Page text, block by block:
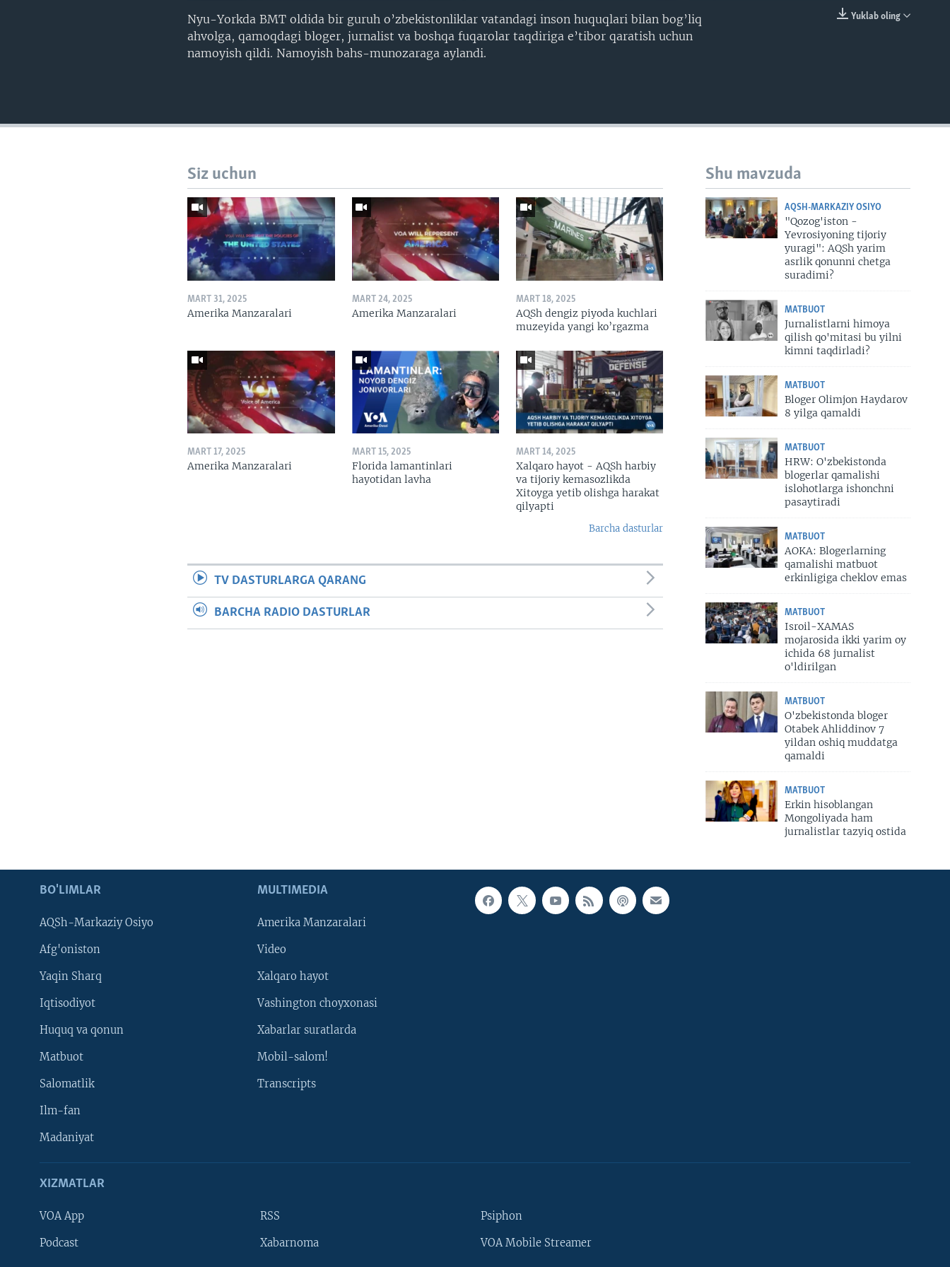
Yuklab oling
Nyu-Yorkda BMT oldida bir guruh o’zbekistonliklar vatandagi inson huquqlari bilan bog’liq
ahvolga, qamoqdagi bloger, jurnalist va boshqa fuqarolar taqdiriga e’tibor qaratish uchun
namoyish qildi. Namoyish bahs-munozaraga aylandi.
Shu mavzuda
AQSH-MARKAZIY OSIYO
"Qozog'iston -
Yevrosiyoning tijoriy
yuragi": AQSh yarim
asrlik qonunni chetga
suradimi?
MATBUOT
Jurnalistlarni himoya
qilish qo'mitasi bu yilni
kimni taqdirladi?
MATBUOT
Bloger Olimjon Haydarov
8 yilga qamaldi
MATBUOT
HRW: O'zbekistonda
blogerlar qamalishi
islohotlarga ishonchni
pasaytiradi
MATBUOT
AOKA: Blogerlarning
qamalishi matbuot
erkinligiga cheklov emas
MATBUOT
Isroil-XAMAS
mojarosida ikki yarim oy
ichida 68 jurnalist
o'ldirilgan
MATBUOT
O'zbekistonda bloger
Otabek Ahliddinov 7
yildan oshiq muddatga
qamaldi
MATBUOT
Erkin hisoblangan
Mongoliyada ham
jurnalistlar tazyiq ostida
Siz uchun
MART 31, 2025
Amerika Manzaralari
MART 24, 2025
Amerika Manzaralari
MART 18, 2025
AQSh dengiz piyoda kuchlari
muzeyida yangi ko’rgazma
MART 17, 2025
Amerika Manzaralari
MART 15, 2025
Florida lamantinlari
hayotidan lavha
MART 14, 2025
Xalqaro hayot - AQSh harbiy
va tijoriy kemasozlikda
Xitoyga yetib olishga harakat
qilyapti
Barcha dasturlar
TV DASTURLARGA QARANG
BARCHA RADIO DASTURLAR
BO'LIMLAR
AQSh-Markaziy Osiyo
Afg'oniston
Yaqin Sharq
Iqtisodiyot
Huquq va qonun
Matbuot
Salomatlik
Ilm-fan
Madaniyat
MULTIMEDIA
Amerika Manzaralari
Video
Xalqaro hayot
Vashington choyxonasi
Xabarlar suratlarda
Mobil-salom!
Transcripts
XIZMATLAR
VOA App
Podcast
RSS
Xabarnoma
Psiphon
VOA Mobile Streamer